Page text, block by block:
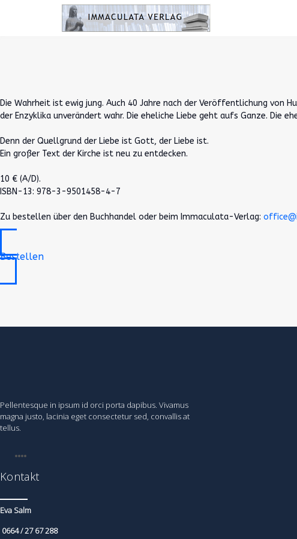
Die Wahrheit ist ewig jung. Auch 40 Jahre nach der Veröffentlichung von
der Enzyklika unverändert wahr. Die eheliche Liebe geht aufs Ganze. Die
Denn der Quellgrund der Liebe ist Gott, der Liebe ist.
Ein großer Text der Kirche ist neu zu entdecken.
10 € (A/D).
ISBN-13: 978-3-9501458-4-7
Zu bestellen über den Buchhandel oder beim Immaculata-Verlag:
Bestellen
Pellentesque in ipsum id orci porta dapibus. Vivamus
magna justo, lacinia eget consectetur sed, convallis at
tellus.
Kontakt
Eva Salm
0664 / 27 67 288